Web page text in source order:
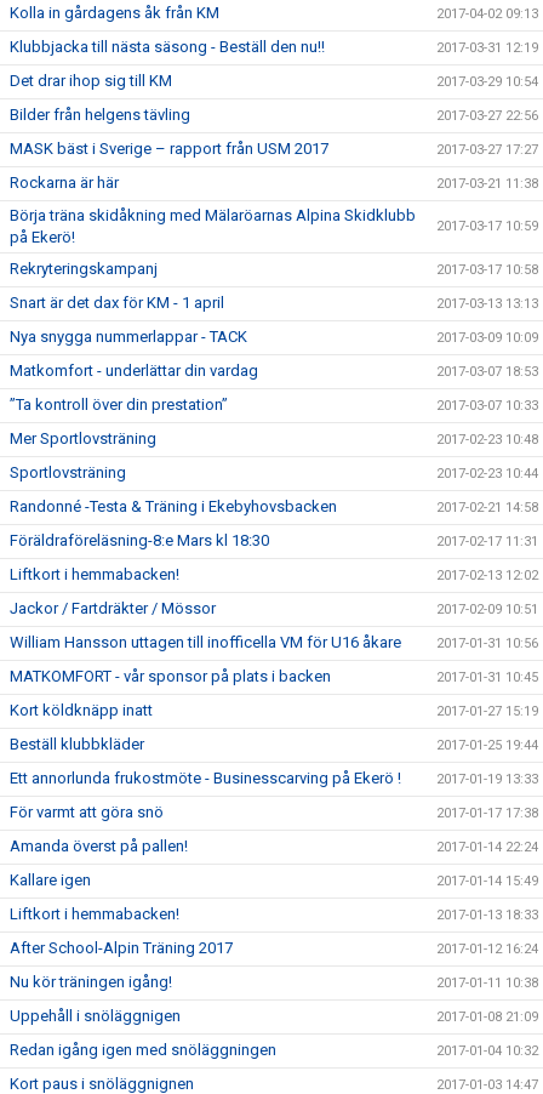
Kolla in gårdagens åk från KM 2017-04-02 09:13
Klubbjacka till nästa säsong - Beställ den nu!! 2017-03-31 12:19
Det drar ihop sig till KM 2017-03-29 10:54
Bilder från helgens tävling 2017-03-27 22:56
MASK bäst i Sverige – rapport från USM 2017 2017-03-27 17:27
Rockarna är här 2017-03-21 11:38
Börja träna skidåkning med Mälaröarnas Alpina Skidklubb
på Ekerö!
2017-03-17 10:59
Rekryteringskampanj 2017-03-17 10:58
Snart är det dax för KM - 1 april 2017-03-13 13:13
Nya snygga nummerlappar - TACK 2017-03-09 10:09
Matkomfort - underlättar din vardag 2017-03-07 18:53
”Ta kontroll över din prestation” 2017-03-07 10:33
Mer Sportlovsträning 2017-02-23 10:48
Sportlovsträning 2017-02-23 10:44
Randonné -Testa & Träning i Ekebyhovsbacken 2017-02-21 14:58
Föräldraföreläsning-8:e Mars kl 18:30 2017-02-17 11:31
Liftkort i hemmabacken! 2017-02-13 12:02
Jackor / Fartdräkter / Mössor 2017-02-09 10:51
William Hansson uttagen till inofficella VM för U16 åkare 2017-01-31 10:56
MATKOMFORT - vår sponsor på plats i backen 2017-01-31 10:45
Kort köldknäpp inatt 2017-01-27 15:19
Beställ klubbkläder 2017-01-25 19:44
Ett annorlunda frukostmöte - Businesscarving på Ekerö ! 2017-01-19 13:33
För varmt att göra snö 2017-01-17 17:38
Amanda överst på pallen! 2017-01-14 22:24
Kallare igen 2017-01-14 15:49
Liftkort i hemmabacken! 2017-01-13 18:33
After School-Alpin Träning 2017 2017-01-12 16:24
Nu kör träningen igång! 2017-01-11 10:38
Uppehåll i snöläggnigen 2017-01-08 21:09
Redan igång igen med snöläggningen 2017-01-04 10:32
Kort paus i snöläggnignen 2017-01-03 14:47